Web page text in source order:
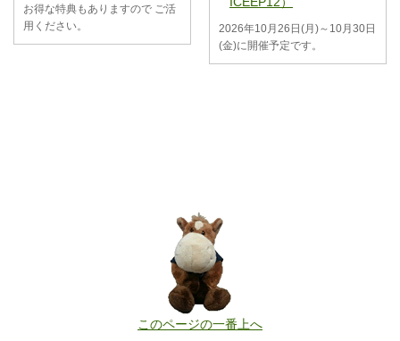
お得な特典もありますので ご活
用ください。
2026年10月26日(月)～10月30日
(金)に開催予定です。
このページの一番上へ